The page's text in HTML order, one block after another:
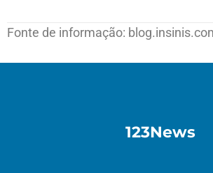
Fonte de informação:
123News